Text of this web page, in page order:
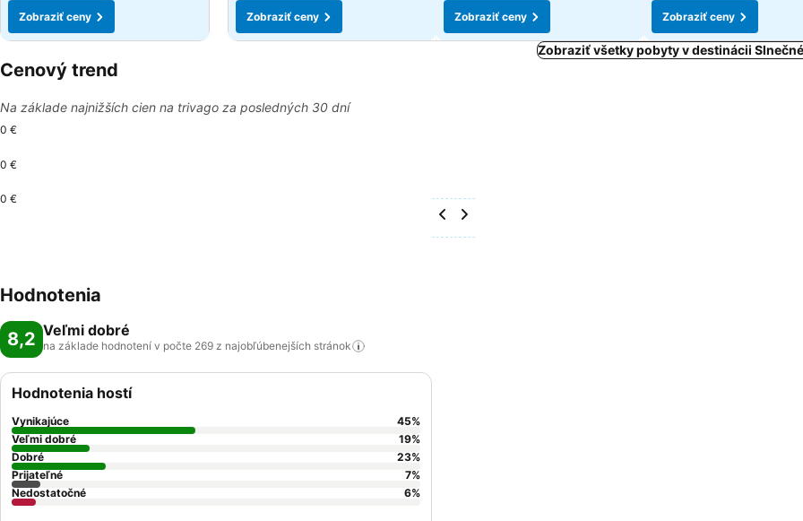
Zobraziť ceny
Zobraziť ceny
Zobraziť ceny
Zobraziť ceny
Zobraziť všetky pobyty v destinácii
Cenový trend
Na základe najnižších cien na trivago za posledných 30 dní
0 €
0 €
0 €
Hodnotenia
8,2 Veľmi dobré
na základe hodnotení v počte 269 z najobľúbenejších stránok
Hodnotenia hostí
Vynikajúce 45%
Veľmi dobré
19%
Dobré
23%
Prijateľné
7%
Nedostatočné
6%